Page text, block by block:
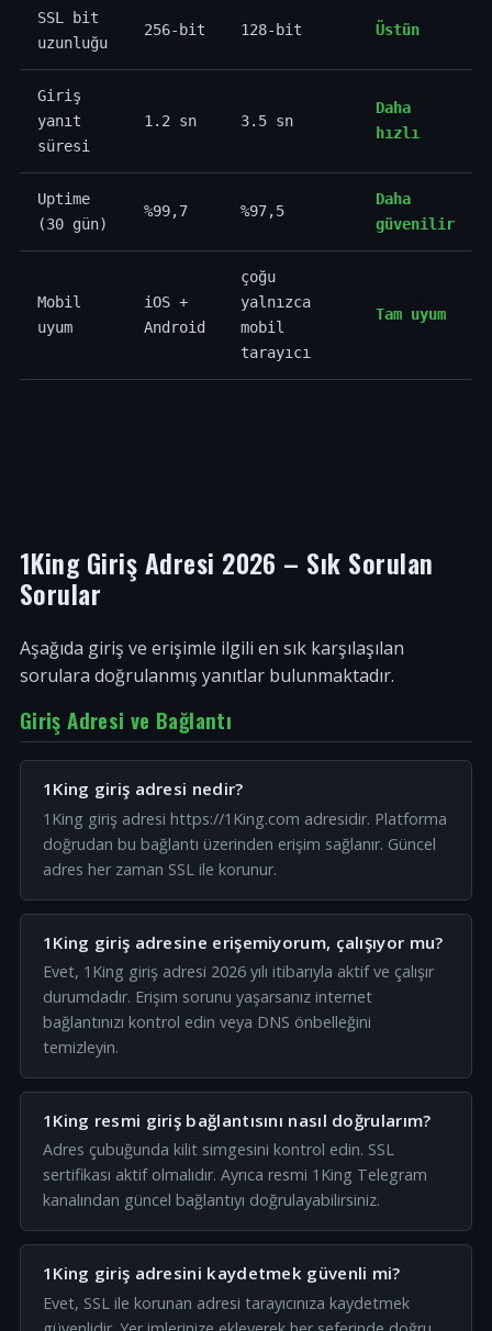
SSL bit
uzunluğu
256-bit 128-bit Üstün
Giriş
yanıt
süresi
1.2 sn 3.5 sn
Daha
hızlı
Uptime
(30 gün)
%99,7 %97,5
Daha
güvenilir
Mobil
uyum
iOS +
Android
çoğu
yalnızca
mobil
tarayıcı
Tam uyum
1King Giriş Adresi 2026 – Sık Sorulan
Sorular
Aşağıda giriş ve erişimle ilgili en sık karşılaşılan
sorulara doğrulanmış yanıtlar bulunmaktadır.
Giriş Adresi ve Bağlantı
1King giriş adresi nedir?
1King giriş adresi https://1King.com adresidir. Platforma
doğrudan bu bağlantı üzerinden erişim sağlanır. Güncel
adres her zaman SSL ile korunur.
1King giriş adresine erişemiyorum, çalışıyor mu?
Evet, 1King giriş adresi 2026 yılı itibarıyla aktif ve çalışır
durumdadır. Erişim sorunu yaşarsanız internet
bağlantınızı kontrol edin veya DNS önbelleğini
temizleyin.
1King resmi giriş bağlantısını nasıl doğrularım?
Adres çubuğunda kilit simgesini kontrol edin. SSL
sertifikası aktif olmalıdır. Ayrıca resmi 1King Telegram
kanalından güncel bağlantıyı doğrulayabilirsiniz.
1King giriş adresini kaydetmek güvenli mi?
Evet, SSL ile korunan adresi tarayıcınıza kaydetmek